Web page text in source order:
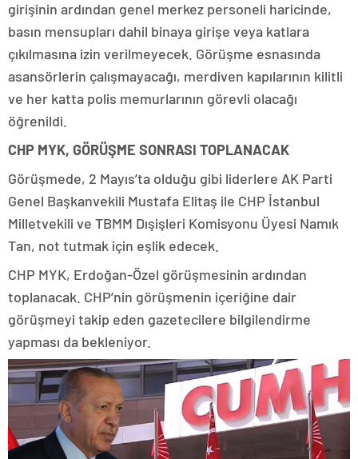
girişinin ardından genel merkez personeli haricinde,
basın mensupları dahil binaya girişe veya katlara
çıkılmasına izin verilmeyecek. Görüşme esnasında
asansörlerin çalışmayacağı, merdiven kapılarının kilitli
ve her katta polis memurlarının görevli olacağı
öğrenildi.
CHP MYK, GÖRÜŞME SONRASI TOPLANACAK
Görüşmede, 2 Mayıs’ta olduğu gibi liderlere AK Parti
Genel Başkanvekili Mustafa Elitaş ile CHP İstanbul
Milletvekili ve TBMM Dışişleri Komisyonu Üyesi Namık
Tan, not tutmak için eşlik edecek.
CHP MYK, Erdoğan-Özel görüşmesinin ardından
toplanacak. CHP’nin görüşmenin içeriğine dair
görüşmeyi takip eden gazetecilere bilgilendirme
yapması da bekleniyor.